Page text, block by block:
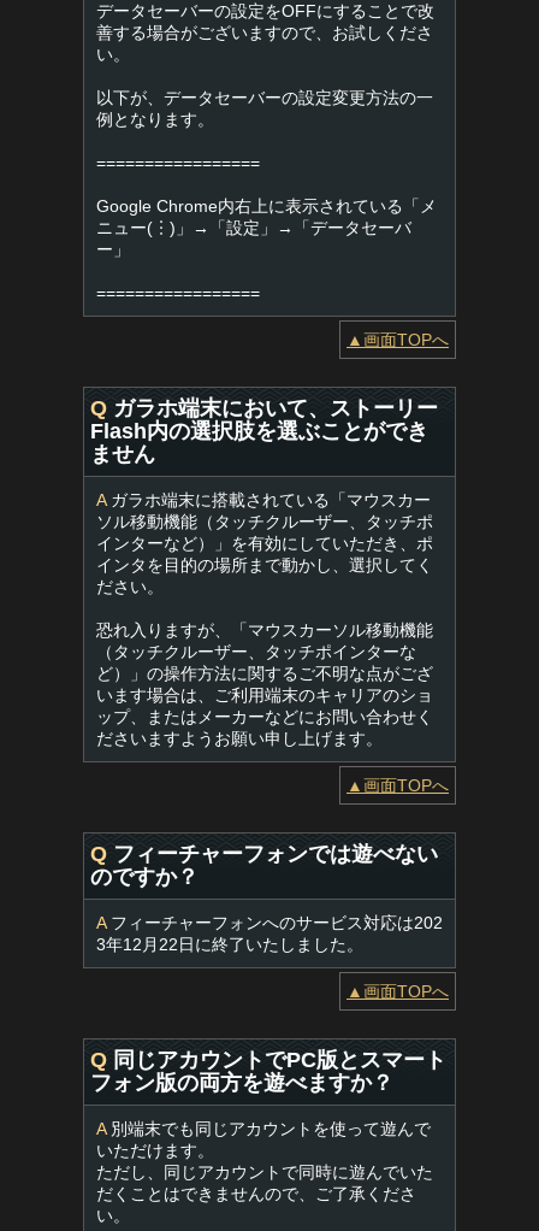
データセーバーの設定をOFFにすることで改
善する場合がございますので、お試しくださ
い。
以下が、データセーバーの設定変更方法の一
例となります。
=================
Google Chrome内右上に表示されている「メ
ニュー(︙)」→「設定」→「データセーバ
ー」
=================
▲画面TOPへ
Q ガラホ端末において、ストーリー
Flash内の選択肢を選ぶことができ
ません
Aガラホ端末に搭載されている「マウスカー
ソル移動機能（タッチクルーザー、タッチポ
インターなど）」を有効にしていただき、ポ
インタを目的の場所まで動かし、選択してく
ださい。
恐れ入りますが、「マウスカーソル移動機能
（タッチクルーザー、タッチポインターな
ど）」の操作方法に関するご不明な点がござ
います場合は、ご利用端末のキャリアのショ
ップ、またはメーカーなどにお問い合わせく
ださいますようお願い申し上げます。
▲画面TOPへ
Q フィーチャーフォンでは遊べない
のですか？
Aフィーチャーフォンへのサービス対応は202
3年12月22日に終了いたしました。
▲画面TOPへ
Q 同じアカウントでPC版とスマート
フォン版の両方を遊べますか？
A別端末でも同じアカウントを使って遊んで
いただけます。
ただし、同じアカウントで同時に遊んでいた
だくことはできませんので、ご了承くださ
い。